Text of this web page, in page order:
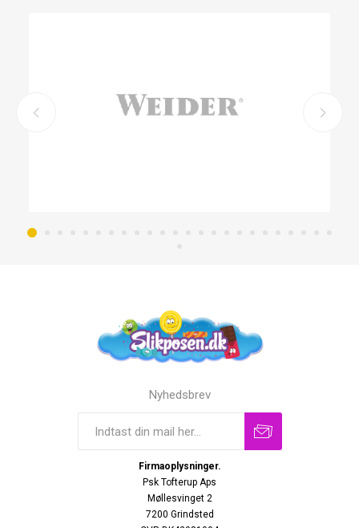
Nyhedsbrev
Firmaoplysninger.
Psk Tofterup Aps
Møllesvinget 2
7200 Grindsted